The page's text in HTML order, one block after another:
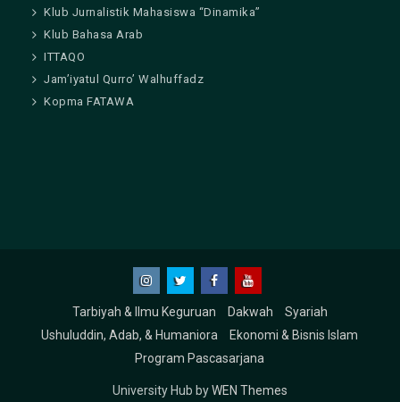
Klub Jurnalistik Mahasiswa “Dinamika”
Klub Bahasa Arab
ITTAQO
Jam’iyatul Qurro’ Walhuffadz
Kopma FATAWA
Tarbiyah & Ilmu Keguruan Dakwah
Syariah
Ushuluddin, Adab, & Humaniora
Ekonomi & Bisnis Islam
Program Pascasarjana
University Hub byWEN Themes